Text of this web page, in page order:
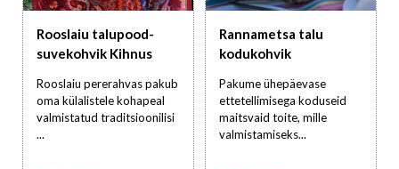
Rooslaiu talupood-
suvekohvik Kihnus
Rooslaiu pererahvas pakub
oma külalistele kohapeal
valmistatud traditsioonilisi
...
Rannametsa talu
kodukohvik
Pakume ühepäevase
ettetellimisega koduseid
maitsvaid toite, mille
valmistamiseks...